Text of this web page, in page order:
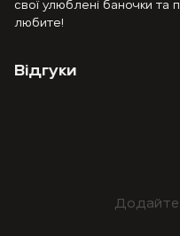
свої улюблені баночки та
любите!
Відгуки
Додайте